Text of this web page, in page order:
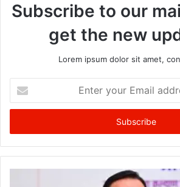
Subscribe to our
get the new
Lorem ipsum dolor sit amet,
your
Email